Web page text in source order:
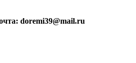
doremi39@mail.ru